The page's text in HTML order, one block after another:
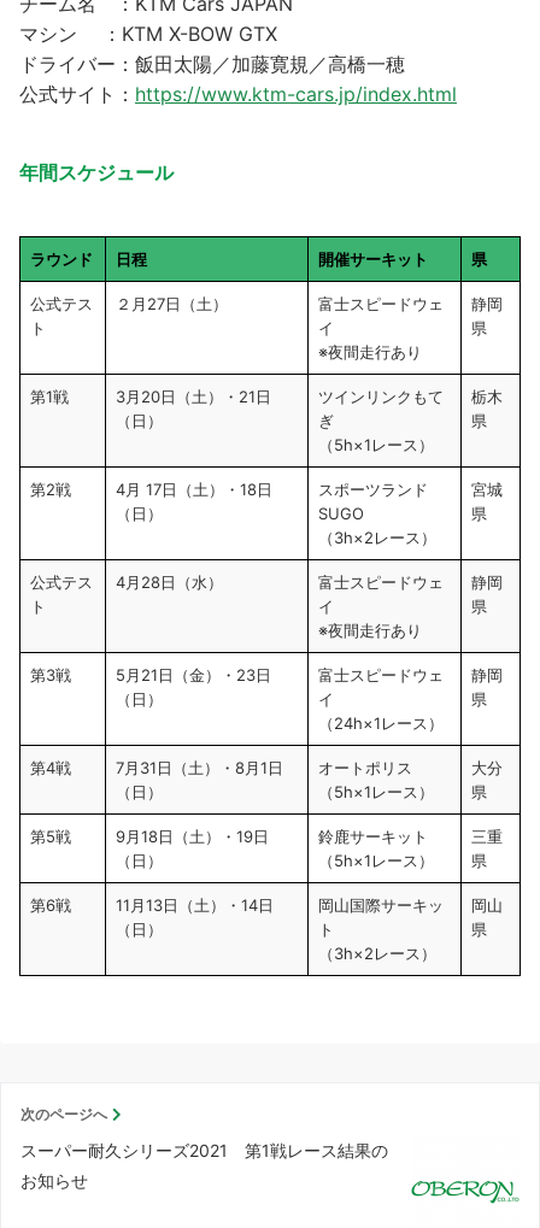
マシン ：KTM X-BOW GTX
ドライバー：飯田太陽／加藤寛規／高橋一穂
公式サイト： https://www.ktm-cars.jp/index.html
年間スケジュール
ラウンド 日程 開催サーキット 県
公式テス
ト
２月27日（土）
富士スピードウェ
イ
※夜間走行あり
静岡
県
第1戦
3月20日（土）・21日
（日）
ツインリンクもて
ぎ
（5h×1レース）
栃木
県
第2戦
4月 17日（土）・18日
（日）
スポーツランド
SUGO
（3h×2レース）
宮城
県
公式テス
ト
4月28日（水）
富士スピードウェ
イ
※夜間走行あり
静岡
県
第3戦
5月21日（金）・23日
（日）
富士スピードウェ
イ
（24h×1レース）
静岡
県
第4戦
7月31日（土）・8月1日
（日）
オートポリス
（5h×1レース）
大分
県
第5戦
9月18日（土）・19日
（日）
鈴鹿サーキット
（5h×1レース）
三重
県
第6戦
11月13日（土）・14日
（日）
岡山国際サーキッ
ト
（3h×2レース）
岡山
県
次のページへ
スーパー耐久シリーズ2021 第1戦レース結果の
お知らせ